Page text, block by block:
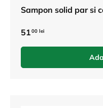
Sampon solid par si
5100 lei